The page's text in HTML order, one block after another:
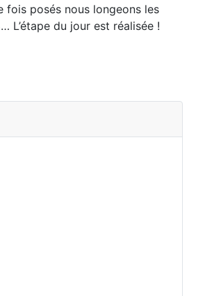
posés nous longeons les
L’étape du jour est réalisée !